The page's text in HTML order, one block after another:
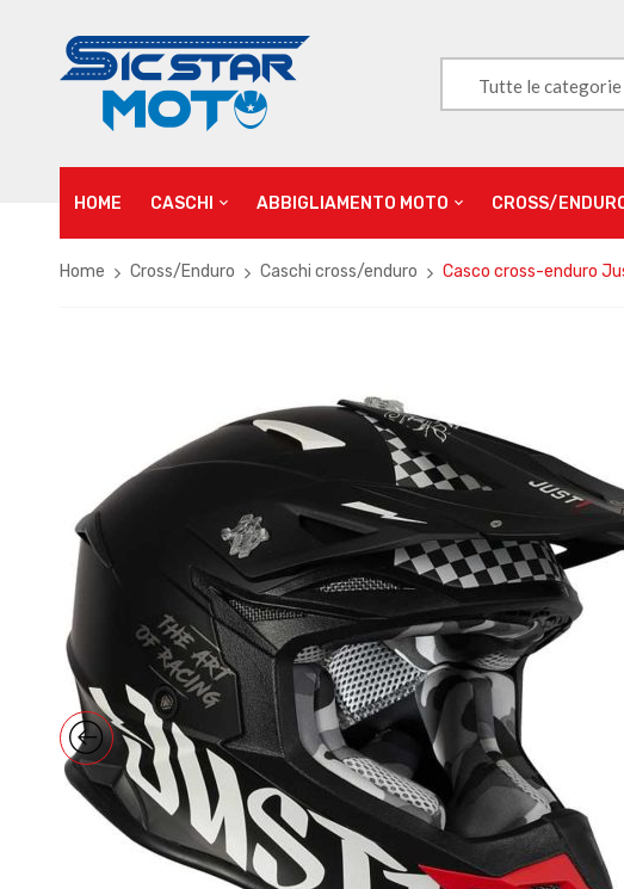
Tutte le categorie
HOME CASCHI ABBIGLIAMENTO MOTO CROSS/
Home Cross/Enduro Caschi cross/enduro Casco cross-enduro